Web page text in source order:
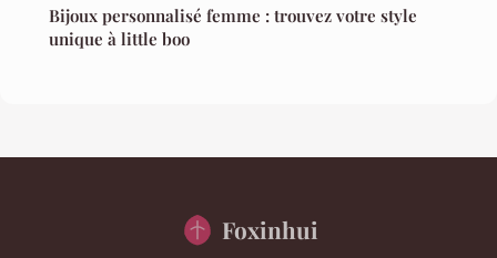
Bijoux personnalisé femme : trouvez votre style
unique à little boo
Foxinhui